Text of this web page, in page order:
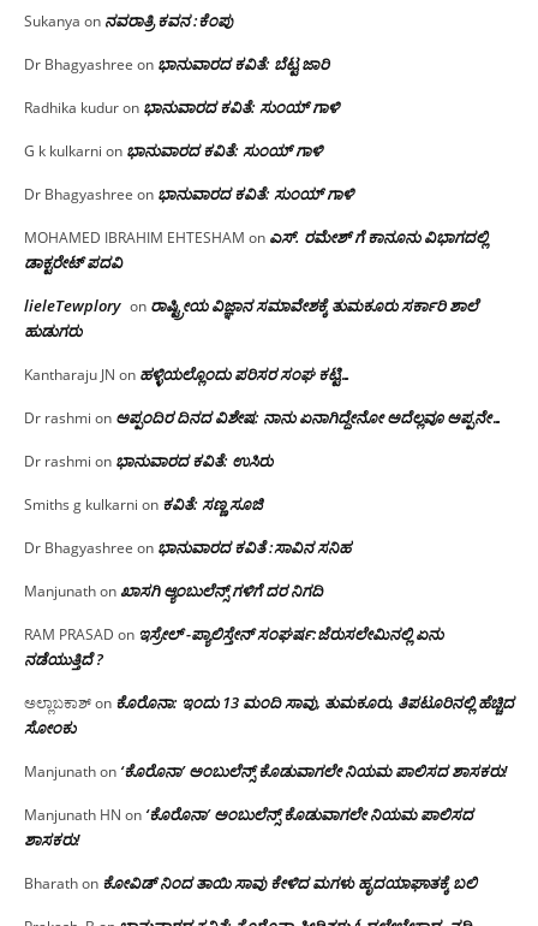
Sukanya on ನವರಾತ್ರಿ ಕವನ :ಕೆಂಪು
Dr Bhagyashree on ಭಾನುವಾರದ ಕವಿತೆ: ಬೆಟ್ಟ ಜಾರಿ
Radhika kuduron ಭಾನುವಾರದ ಕವಿತೆ: ಸುಂಯ್ ಗಾಳಿ
G k kulkarni on ಭಾನುವಾರದ ಕವಿತೆ: ಸುಂಯ್ ಗಾಳಿ
Dr Bhagyashree on ಭಾನುವಾರದ ಕವಿತೆ: ಸುಂಯ್ ಗಾಳಿ
MOHAMED IBRAHIM EHTESHAM on ಎಸ್. ರಮೇಶ್ ಗೆ ಕಾನೂನು ವಿಭಾಗದಲ್ಲಿ
ಡಾಕ್ಟರೇಟ್ ಪದವಿ
lieleTewplory on ರಾಷ್ಟ್ರೀಯ ವಿಜ್ಞಾನ ಸಮಾವೇಶಕ್ಕೆ‌ ತುಮಕೂರು ಸರ್ಕಾರಿ ಶಾಲೆ
ಹುಡುಗರು
Kantharaju JN on ಹಳ್ಳಿಯಲ್ಲೊಂದು ಪರಿಸರ ಸಂಘ ಕಟ್ಟಿ…
Dr rashmi on ಅಪ್ಪಂದಿರ ದಿನದ ವಿಶೇಷ: ನಾನು ಏನಾಗಿದ್ದೇನೋ‌ ಅದೆಲ್ಲವೂ ಅಪ್ಪನೇ…
Dr rashmi on ಭಾನುವಾರದ ಕವಿತೆ: ಉಸಿರು
Smiths g kulkarni on ಕವಿತೆ: ಸಣ್ಣ ಸೂಜಿ
Dr Bhagyashree on ಭಾನುವಾರದ ಕವಿತೆ :ಸಾವಿನ ಸನಿಹ
Manjunathonಖಾಸಗಿ ಆ್ಯಂಬುಲೆನ್ಸ್ ಗಳಿಗೆ ದರ ನಿಗದಿ
RAM PRASAD on ಇಸ್ರೇಲ್ -ಪ್ಯಾಲಿಸ್ತೇನ್ ಸಂಘರ್ಷ:ಜೆರುಸಲೇಮಿನಲ್ಲಿ ಏನು
ನಡೆಯುತ್ತಿದೆ ?
ಅಲ್ಲಾಬಕಾಶ್on ಕೊರೊನಾ: ಇಂದು 13 ಮಂದಿ ಸಾವು, ತುಮಕೂರು, ತಿಪಟೂರಿನಲ್ಲಿ ಹೆಚ್ಚಿದ
ಸೋಂಕು
Manjunathon ‘ಕೊರೊನಾ’ ಅಂಬುಲೆನ್ಸ್ ಕೊಡುವಾಗಲೇ ನಿಯಮ ಪಾಲಿಸದ ಶಾಸಕರು!
Manjunath HN on ‘ಕೊರೊನಾ’ ಅಂಬುಲೆನ್ಸ್ ಕೊಡುವಾಗಲೇ ನಿಯಮ ಪಾಲಿಸದ
ಶಾಸಕರು!
Bharathon ಕೋವಿಡ್ ನಿಂದ ತಾಯಿ ಸಾವು ಕೇಳಿದ ಮಗಳು ಹೃದಯಾಘಾತಕ್ಕೆ ಬಲಿ